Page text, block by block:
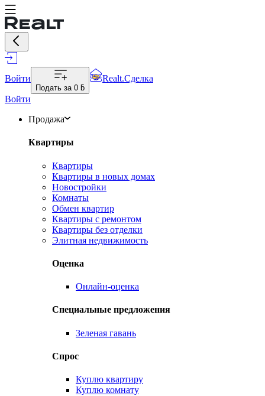
Войти
Подать за 0 ƃ
Realt.Сделка
Войти
Продажа
Квартиры
Квартиры
Квартиры в новых домах
Новостройки
Комнаты
Обмен квартир
Квартиры с ремонтом
Квартиры без отделки
Элитная недвижимость
Оценка
Онлайн-оценка
Специальные предложения
Зеленая гавань
Спрос
Куплю квартиру
Куплю комнату